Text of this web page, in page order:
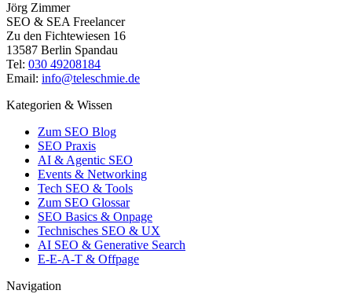
Jörg Zimmer
SEO & SEA Freelancer
Zu den Fichtewiesen 16
13587 Berlin Spandau
Tel: 030 49208184
Email: info@teleschmie.de
Kategorien & Wissen
Zum SEO Blog
SEO Praxis
AI & Agentic SEO
Events & Networking
Tech SEO & Tools
Zum SEO Glossar
SEO Basics & Onpage
Technisches SEO & UX
AI SEO & Generative Search
E-E-A-T & Offpage
Navigation